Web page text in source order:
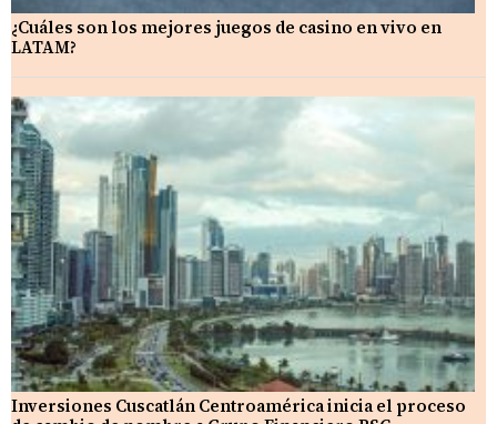
¿Cuáles son los mejores juegos de casino en vivo en
LATAM?
Inversiones Cuscatlán Centroamérica inicia el proceso